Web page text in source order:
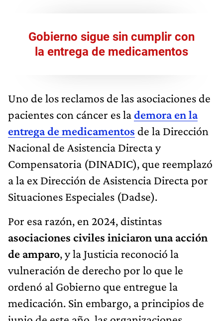
Gobierno sigue sin cumplir con
la entrega de medicamentos
Uno de los reclamos de las asociaciones de
pacientes con cáncer es lademora en la
entrega de medicamentos de la Dirección
Nacional de Asistencia Directa y
Compensatoria (DINADIC), que reemplazó
a la ex Dirección de Asistencia Directa por
Situaciones Especiales (Dadse).
Por esa razón, en 2024, distintas
asociaciones civiles iniciaron una acción
de amparo, y la Justicia reconoció la
vulneración de derecho por lo que le
ordenó al Gobierno que entregue la
medicación. Sin embargo, a principios de